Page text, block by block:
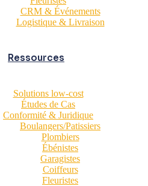
CRM & Événements
Logistique & Livraison
Ressources
Solutions low-cost
Études de Cas
Conformité & Juridique
Boulangers/Patissiers
Plombiers
Ébénistes
Garagistes
Coiffeurs
Fleuristes